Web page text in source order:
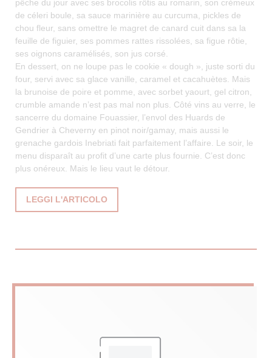
pêche du jour avec ses brocolis rôtis au romarin, son crémeux
de céleri boule, sa sauce marinière au curcuma, pickles de
chou fleur, sans omettre le magret de canard cuit dans sa la
feuille de figuier, ses pommes rattes rissolées, sa figue rôtie,
ses oignons caramélisés, son jus corsé.
En dessert, on ne loupe pas le cookie « dough », juste sorti du
four, servi avec sa glace vanille, caramel et cacahuètes. Mais
la brunoise de poire et pomme, avec sorbet yaourt, gel citron,
crumble amande n’est pas mal non plus. Côté vins au verre, le
sancerre du domaine Fouassier, l’envol des Huards de
Gendrier à Cheverny en pinot noir/gamay, mais aussi le
grenache gardois Inebriati fait parfaitement l’affaire. Le soir, le
menu disparaît au profit d’une carte plus fournie. C’est donc
plus onéreux. Mais le lieu vaut le détour.
LEGGI L'ARTICOLO((APRE UNA NUOVA FINESTRA))